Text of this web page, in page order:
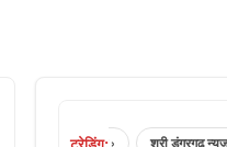
ट्रेडिंग:
श्रीडूंगरगढ़ न्यूज़ › श्री डूंगरगढ़ न्यूज़ ›